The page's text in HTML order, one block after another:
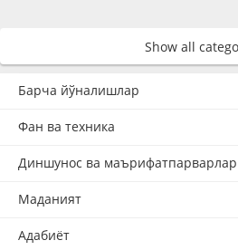
Show all
Барча йўналишлар
Фан ва техника
Диншунос ва маърифатпарварлар
Маданият
Адабиёт